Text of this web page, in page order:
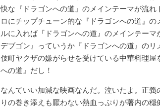
快な『ドラゴンへの道』のメインテーマが流れ
ロにチップチューン的な『ドラゴンへの道』
ルに入れば『ドラゴンへの道』のメインテー
デブゴン』っていうか『ドラゴンへの道』の
伎町ヤクザの嫌がらせを受けている中華料理
への道』だし！
なんていい加減な映画なんだ。泣いたよ。正
りの巻き添えも厭わない熱血っぷりが署内の